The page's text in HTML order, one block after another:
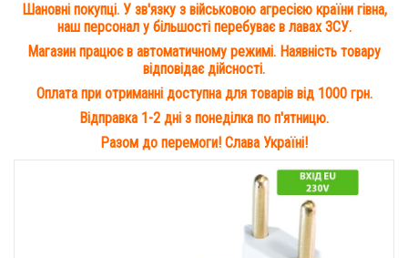
Шановні покупці. У зв'язку з військовою агресією країни гівна,
наш персонал у більшості перебуває в лавах ЗСУ.
Магазин працює в автоматичному режимі. Наявність товару
відповідає дійсності.
Оплата при отриманні доступна для товарів від 1000 грн.
Відправка 1-2 дні з понеділка по п'ятницю.
Разом до перемоги! Слава Україні!